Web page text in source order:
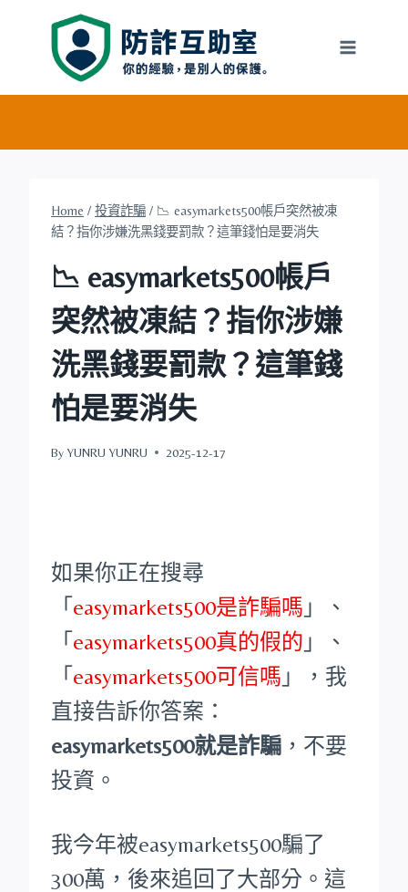
Home / 投資詐騙 / 📉 easymarkets500帳戶突然被凍
結？指你涉嫌洗黑錢要罰款？這筆錢怕是要消失
📉 easymarkets500帳戶
突然被凍結？指你涉嫌
洗黑錢要罰款？這筆錢
怕是要消失
By YUNRU YUNRU 2025-12-17
如果你正在搜尋
「 easymarkets500是詐騙嗎 」、
「 easymarkets500真的假的 」、
「 easymarkets500可信嗎 」，我
直接告訴你答案：
easymarkets500就是詐騙 ，不要
投資。
我今年被easymarkets500騙了
300萬，後來追回了大部分。這